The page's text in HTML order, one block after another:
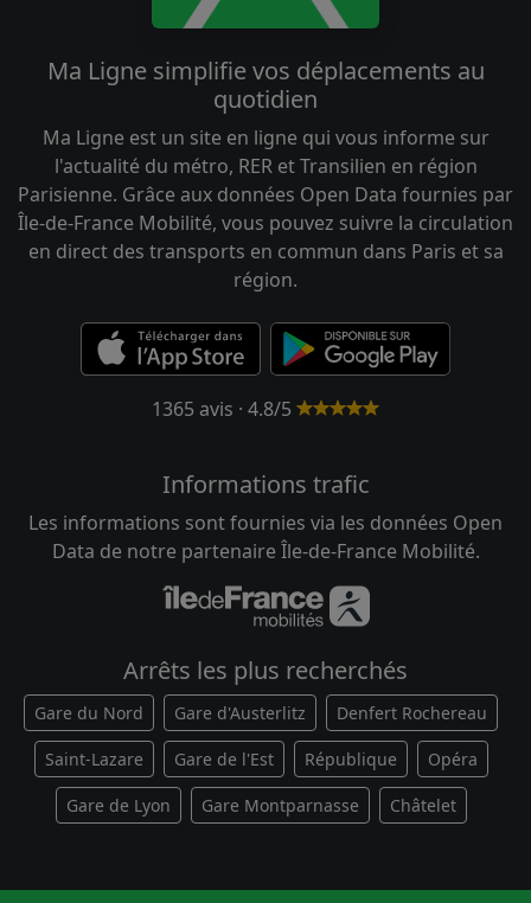
Ma Ligne simplifie vos déplacements au
quotidien
Ma Ligne est un site en ligne qui vous informe sur
l'actualité du métro, RER et Transilien en région
Parisienne. Grâce aux données Open Data fournies par
Île-de-France Mobilité, vous pouvez suivre la circulation
en direct des transports en commun dans Paris et sa
région.
1365 avis · 4.8/5
Informations trafic
Les informations sont fournies via les données Open
Data de notre partenaire Île-de-France Mobilité.
Arrêts les plus recherchés
Gare du Nord Gare d'Austerlitz Denfert Rochereau
Saint-Lazare Gare de l'Est République Opéra
Gare de Lyon Gare Montparnasse Châtelet